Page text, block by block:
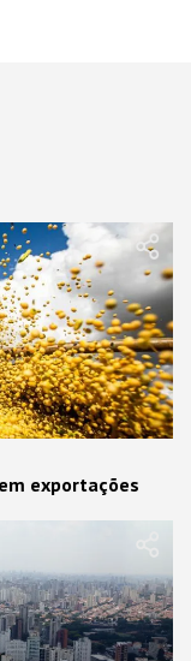
exportações